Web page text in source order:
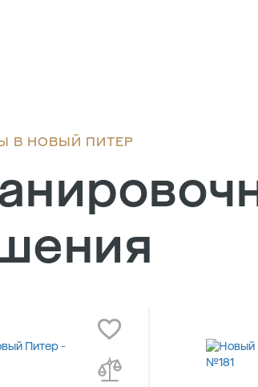
В НОВЫЙ ПИТЕР